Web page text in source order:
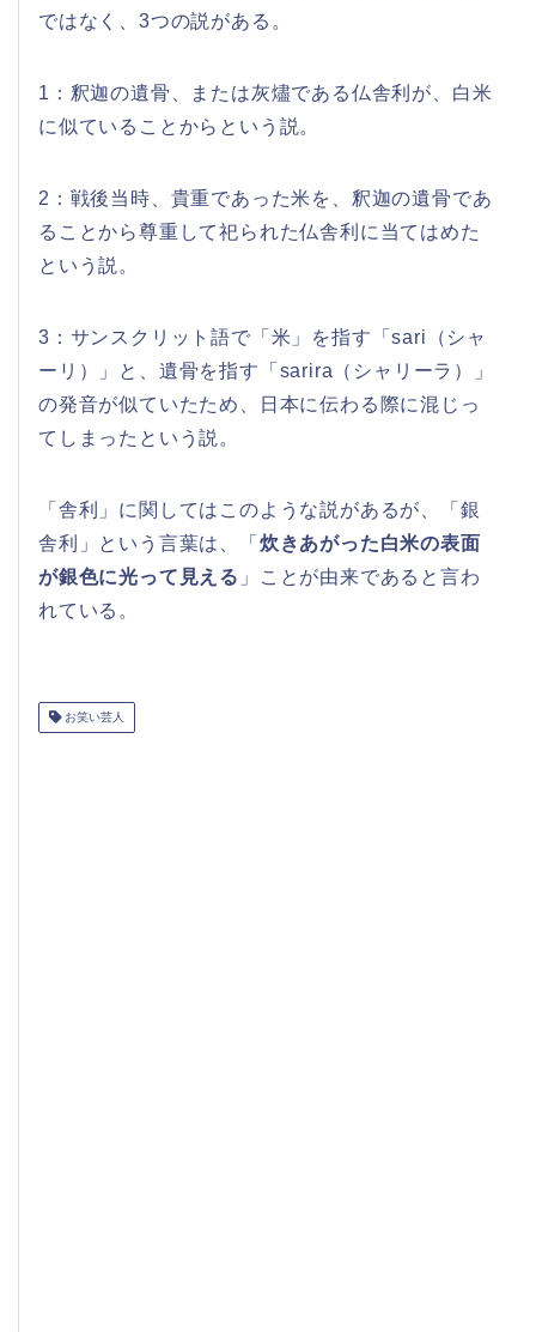
ではなく、3つの説がある。
1：釈迦の遺骨、または灰燼である仏舎利が、白米
に似ていることからという説。
2：戦後当時、貴重であった米を、釈迦の遺骨であ
ることから尊重して祀られた仏舎利に当てはめた
という説。
3：サンスクリット語で「米」を指す「sari（シャ
ーリ）」と、遺骨を指す「sarira（シャリーラ）」
の発音が似ていたため、日本に伝わる際に混じっ
てしまったという説。
「舎利」に関してはこのような説があるが、「銀
舎利」という言葉は、「 炊きあがった白米の表面
が銀色に光って見える 」ことが由来であると言わ
れている。
お笑い芸人